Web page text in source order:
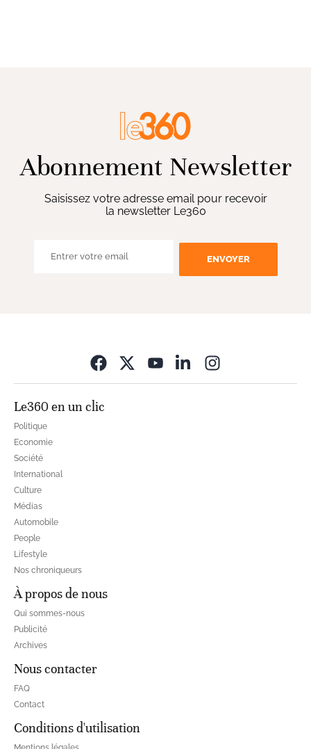
Abonnement Newsletter
Saisissez votre adresse email pour recevoir
la newsletter Le360
ENVOYER
Le360 en un clic
Politique
Economie
Société
International
Culture
Médias
Automobile
People
Lifestyle
Nos chroniqueurs
À propos de nous
Qui sommes-nous
Publicité
Archives
Nous contacter
FAQ
Contact
Conditions d'utilisation